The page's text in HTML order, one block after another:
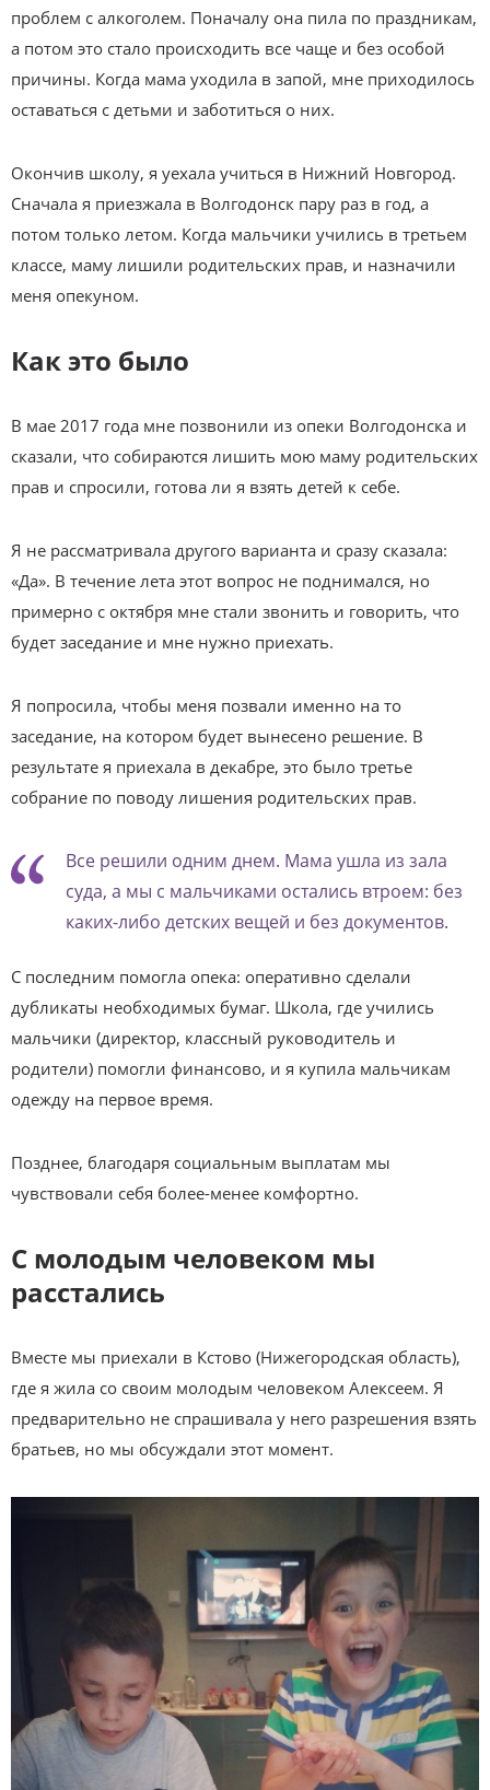
проблем с алкоголем. Поначалу она пила по праздникам,
а потом это стало происходить все чаще и без особой
причины. Когда мама уходила в запой, мне приходилось
оставаться с детьми и заботиться о них.
Окончив школу, я уехала учиться в Нижний Новгород.
Сначала я приезжала в Волгодонск пару раз в год, а
потом только летом. Когда мальчики учились в третьем
классе, маму лишили родительских прав, и назначили
меня опекуном.
Как это было
В мае 2017 года мне позвонили из опеки Волгодонска и
сказали, что собираются лишить мою маму родительских
прав и спросили, готова ли я взять детей к себе.
Я не рассматривала другого варианта и сразу сказала:
«Да». В течение лета этот вопрос не поднимался, но
примерно с октября мне стали звонить и говорить, что
будет заседание и мне нужно приехать.
Я попросила, чтобы меня позвали именно на то
заседание, на котором будет вынесено решение. В
результате я приехала в декабре, это было третье
собрание по поводу лишения родительских прав.
Все решили одним днем. Мама ушла из зала
суда, а мы с мальчиками остались втроем: без
каких-либо детских вещей и без документов.
С последним помогла опека: оперативно сделали
дубликаты необходимых бумаг. Школа, где учились
мальчики (директор, классный руководитель и
родители) помогли финансово, и я купила мальчикам
одежду на первое время.
Позднее, благодаря социальным выплатам мы
чувствовали себя более-менее комфортно.
С молодым человеком мы
расстались
Вместе мы приехали в Кстово (Нижегородская область),
где я жила со своим молодым человеком Алексеем. Я
предварительно не спрашивала у него разрешения взять
братьев, но мы обсуждали этот момент.